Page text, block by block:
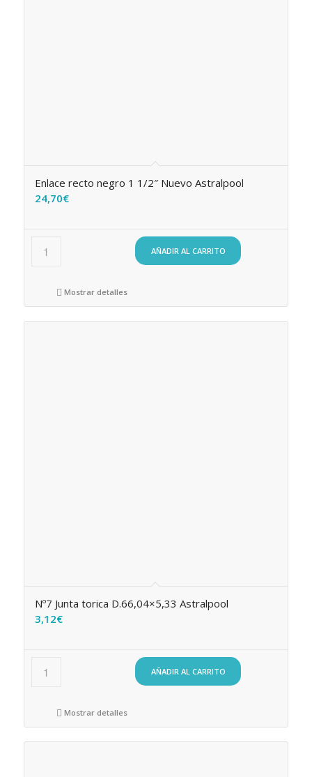
Enlace recto negro 1 1/2″ Nuevo Astralpool
24,70€
AÑADIR AL CARRITO
Mostrar detalles
Nº7 Junta torica D.66,04×5,33 Astralpool
3,12€
AÑADIR AL CARRITO
Mostrar detalles